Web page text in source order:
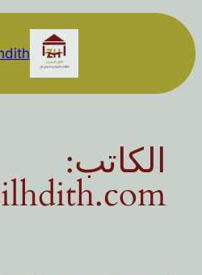
تخطى
إلى
المحتوى
الكاتب: